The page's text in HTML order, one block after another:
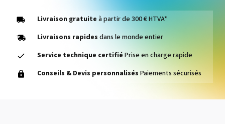
Livraison gratuite à partir de 300 € HTVA*
Livraisons rapides dans le monde entier
Service technique certifié Prise en charge rapide
Conseils & Devis personnalisés Paiements sécurisés